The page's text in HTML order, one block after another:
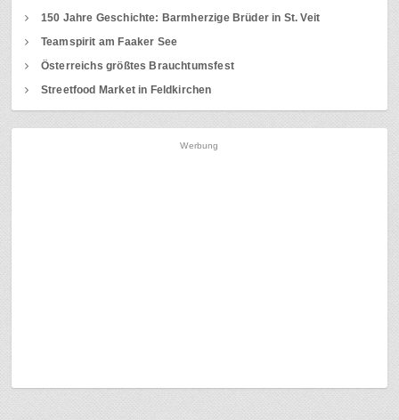
150 Jahre Geschichte: Barmherzige Brüder in St. Veit
Teamspirit am Faaker See
Österreichs größtes Brauchtumsfest
Streetfood Market in Feldkirchen
Werbung